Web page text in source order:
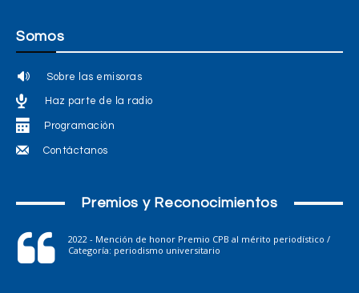
Somos
Sobre las emisoras
Haz parte de la radio
Programación
Contáctanos
Premios y Reconocimientos
2022 - Mención de honor Premio CPB al mérito periodístico /
Categoría: periodismo universitario